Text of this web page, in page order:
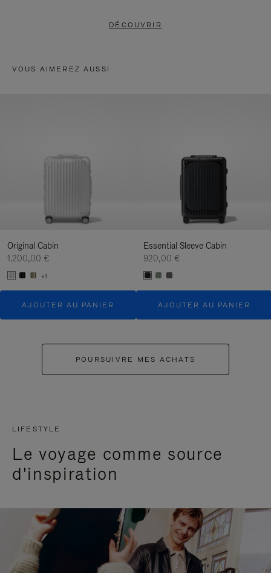
DÉCOUVRIR
VOUS AIMEREZ AUSSI
Original Cabin
1.200,00 €
+1
AJOUTER AU PANIER
Essential Sleeve Cabin
920,00 €
AJOUTER AU PANIER
POURSUIVRE MES ACHATS
LIFESTYLE
Le voyage comme source
d'inspiration